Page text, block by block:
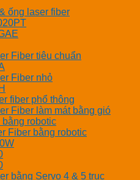
ống laser fiber
Fiber tiêu chuẩn
Fiber nhỏ
fiber phổ thông
Fiber làm mát bằng gió
bằng robotic
Fiber bằng robotic
bằng Servo 4 & 5 trục